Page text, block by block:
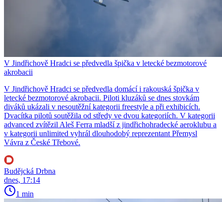
V Jindřichově Hradci se předvedla špička v letecké bezmotorové
akrobacii
V Jindřichově Hradci se předvedla domácí i rakouská špička v
letecké bezmotorové akrobacii. Piloti kluzáků se dnes stovkám
diváků ukázali v nesoutěžní kategorii freestyle a při exhibicích.
Dvacítka pilotů soutěžila od středy ve dvou kategoriích. V kategorii
advanced zvítězil Aleš Ferra mladší z jindřichohradecké aeroklubu a
v kategorii unlimited vyhrál dlouhodobý reprezentant Přemysl
Vávra z České Třebové.
Budějcká Drbna
dnes, 17:14
1 min